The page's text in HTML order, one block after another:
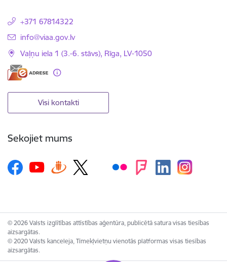
+371 67814322
E-pasts:
info@viaa.gov.lv
Vaļņu iela 1 (3.-6. stāvs), Rīga, LV-1050
Visi kontakti
Sekojiet mums
© 2026 Valsts izglītības attīstības aģentūra, publicētā satura visas tiesības
aizsargātas.
© 2020 Valsts kanceleja, Tīmekļvietņu vienotās platformas visas tiesības
aizsargātas.